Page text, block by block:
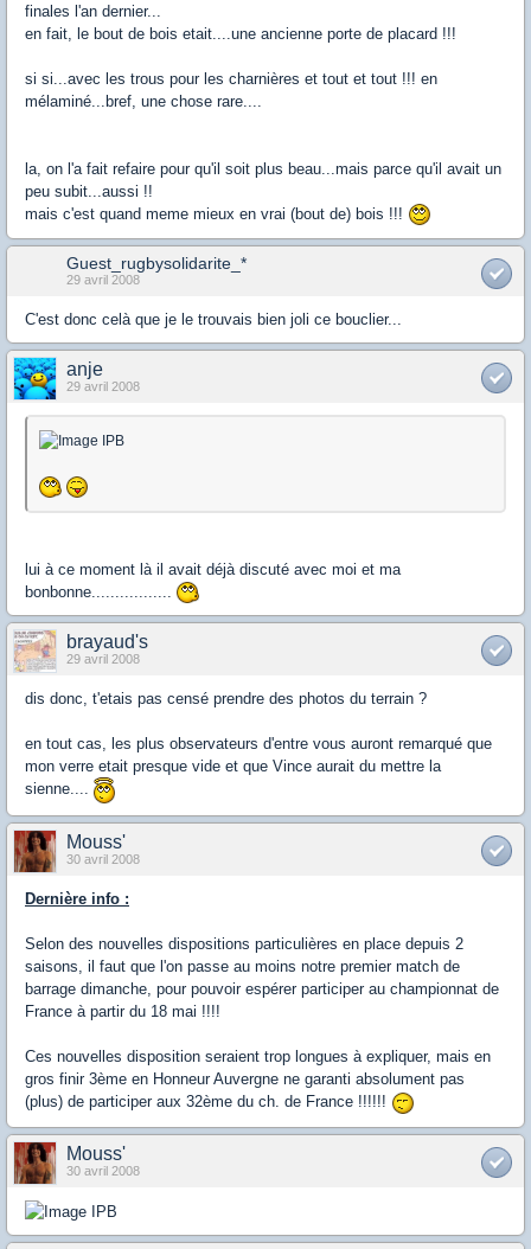
finales l'an dernier...
en fait, le bout de bois etait....une ancienne porte de placard !!!
si si...avec les trous pour les charnières et tout et tout !!! en
mélaminé...bref, une chose rare....
la, on l'a fait refaire pour qu'il soit plus beau...mais parce qu'il avait un
peu subit...aussi !!
mais c'est quand meme mieux en vrai (bout de) bois !!!
Guest_rugbysolidarite_*
29 avril 2008
C'est donc celà que je le trouvais bien joli ce bouclier...
anje
29 avril 2008
lui à ce moment là il avait déjà discuté avec moi et ma
bonbonne.................
brayaud's
29 avril 2008
dis donc, t'etais pas censé prendre des photos du terrain ?
en tout cas, les plus observateurs d'entre vous auront remarqué que
mon verre etait presque vide et que Vince aurait du mettre la
sienne....
Mouss'
30 avril 2008
Dernière info :
Selon des nouvelles dispositions particulières en place depuis 2
saisons, il faut que l'on passe au moins notre premier match de
barrage dimanche, pour pouvoir espérer participer au championnat de
France à partir du 18 mai !!!!
Ces nouvelles disposition seraient trop longues à expliquer, mais en
gros finir 3ème en Honneur Auvergne ne garanti absolument pas
(plus) de participer aux 32ème du ch. de France !!!!!!
Mouss'
30 avril 2008